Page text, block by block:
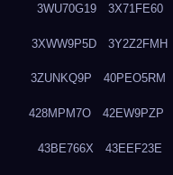
3WU70G19 3X71FE60
3XWW9P5D 3Y2Z2FMH
3ZUNKQ9P 40PEO5RM
428MPM7O 42EW9PZP
43BE766X 43EEF23E